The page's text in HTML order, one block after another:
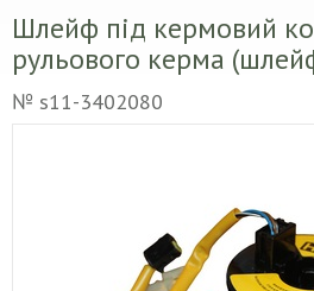
Шлейф під кермовий
рульового керма
№ s11-3402080